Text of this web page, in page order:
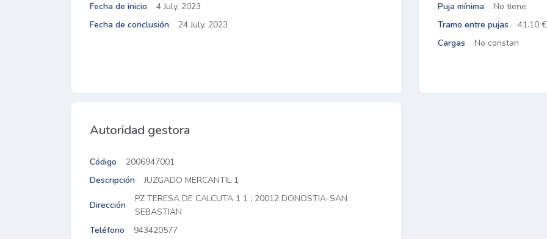
Fecha de inicio
4 July, 2023
Fecha de conclusión
24 July, 2023
Puja mínima
No tiene
Tramo entre pujas
41.10 €
Cargas
No constan
Autoridad gestora
Código
2006947001
Descripción
JUZGADO MERCANTIL 1
Dirección
PZ TERESA DE CALCUTA 1 1 ; 20012 DONOSTIA-SAN
SEBASTIAN
Teléfono
943420577